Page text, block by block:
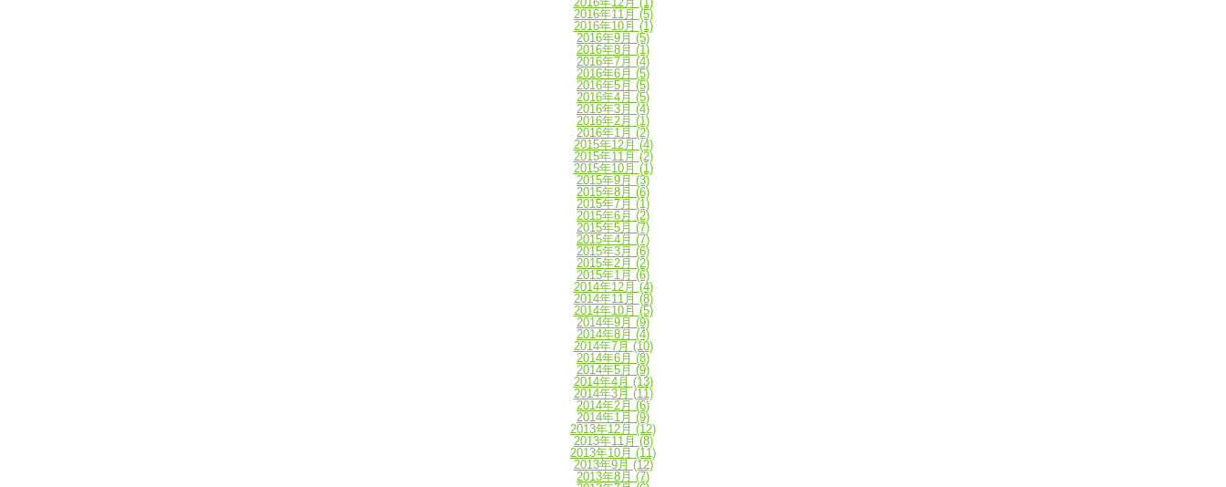
2016年11月 (5)
2016年10月 (1)
2016年9月 (5)
2016年8月 (1)
2016年7月 (4)
2016年6月 (5)
2016年5月 (5)
2016年4月 (5)
2016年3月 (4)
2016年2月 (1)
2016年1月 (2)
2015年12月 (4)
2015年11月 (2)
2015年10月 (1)
2015年9月 (3)
2015年8月 (6)
2015年7月 (1)
2015年6月 (2)
2015年5月 (7)
2015年4月 (7)
2015年3月 (6)
2015年2月 (2)
2015年1月 (6)
2014年12月 (4)
2014年11月 (8)
2014年10月 (5)
2014年9月 (9)
2014年8月 (4)
2014年7月 (10)
2014年6月 (8)
2014年5月 (9)
2014年4月 (13)
2014年3月 (11)
2014年2月 (6)
2014年1月 (9)
2013年12月 (12)
2013年11月 (8)
2013年10月 (11)
2013年9月 (12)
2013年8月 (7)